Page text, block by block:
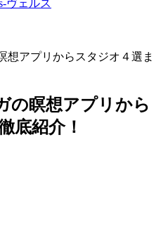
想アプリからスタジオ４選ま
の瞑想アプリから
底紹介！